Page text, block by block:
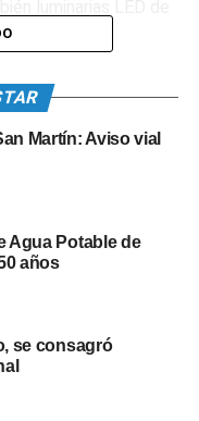
ya se lograron
siguen viendo
Martín: Aviso vial
Agua Potable de
años
se consagró